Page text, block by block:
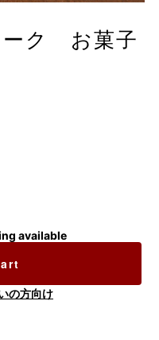
ーク お菓子
available
の方向け